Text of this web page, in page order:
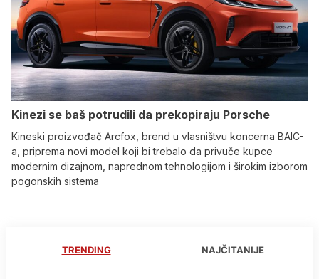
Kinezi se baš potrudili da prekopiraju Porsche
Kineski proizvođač Arcfox, brend u vlasništvu koncerna BAIC-
a, priprema novi model koji bi trebalo da privuče kupce
modernim dizajnom, naprednom tehnologijom i širokim izborom
pogonskih sistema
TRENDING NAJČITANIJE